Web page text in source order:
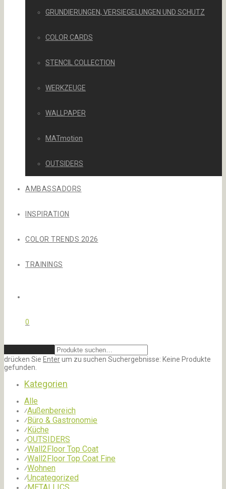
GRUNDIERUNGEN, VERSIEGELUNGEN UND SCHUTZ
COLOR CARDS
STENCIL COLLECTION
WERKZEUGE
WALLPAPER
MATmotion
OUTSIDERS
AMBASSADORS
INSPIRATION
COLOR TRENDS 2026
TRAININGS
0
drücken Sie Enterum zu suchen Suchergebnisse: Keine Produkte
gefunden.
Kategorien
Alle
⁄Außenbereich
⁄Büro & Gastronomie
⁄Küche
⁄OUTSIDERS
⁄Wall2Floor Top Coat
⁄Wall2Floor Top Coat Fine
⁄Wohnen
⁄Uncategorized